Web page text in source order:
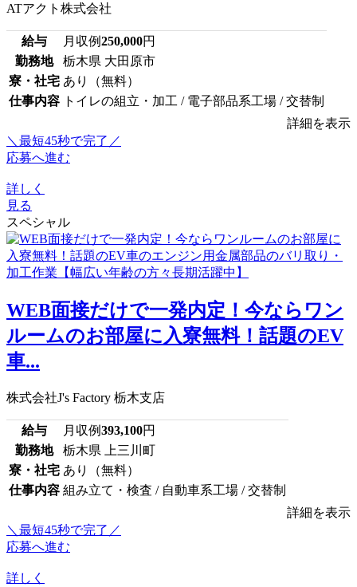
ATアクト株式会社
給与 月収例250,000円
勤務地
栃木県 大田原市
寮・社宅 あり（無料）
仕事内容 トイレの組立・加工 / 電子部品系工場 / 交替制
詳細を表示
＼最短45秒で完了／
応募へ進む
詳しく
見る
スペシャル
WEB面接だけで一発内定！今ならワン
ルームのお部屋に入寮無料！話題のEV
車...
株式会社J's Factory 栃木支店
給与 月収例393,100円
勤務地
栃木県 上三川町
寮・社宅 あり（無料）
仕事内容 組み立て・検査 / 自動車系工場 / 交替制
詳細を表示
＼最短45秒で完了／
応募へ進む
詳しく